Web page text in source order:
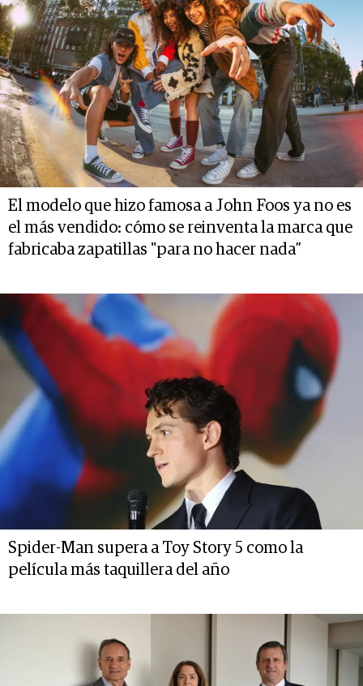
El modelo que hizo famosa a John Foos ya no es
el más vendido: cómo se reinventa la marca que
fabricaba zapatillas "para no hacer nada”
Spider-Man supera a Toy Story 5 como la
película más taquillera del año